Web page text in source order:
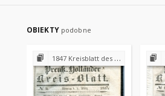
OBIEKTY podobne
1847 Kreisblatt des Königl. Preuss. Landraths-Amtes Preuss. Holland